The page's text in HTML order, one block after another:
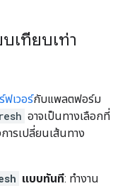
เทียบเท่า
ฟเวอร์กับแพลตฟอร์ม
อาจเป็นทางเลือกที่
ารเปลี่ยนเส้นทาง
แบบทันที: ทำงาน